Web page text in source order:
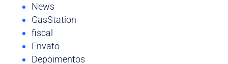
News
GasStation
fiscal
Envato
Depoimentos